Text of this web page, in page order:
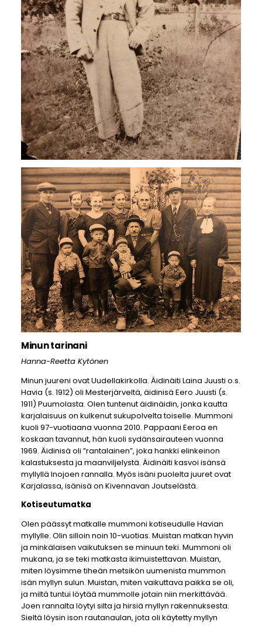
Minun tarinani
Hanna-Reetta Kytönen
Minun juureni ovat Uudellakirkolla. Äidinäiti Laina Juusti o.s.
Havia (s. 1912) oli Mesterjärveltä, äidinisä Eero Juusti (s.
1911) Puumolasta. Olen tuntenut äidinäidin, jonka kautta
karjalaisuus on kulkenut sukupolvelta toiselle. Mummoni
kuoli 97-vuotiaana vuonna 2010. Pappaani Eeroa en
koskaan tavannut, hän kuoli sydänsairauteen vuonna
1969. Äidinisä oli ”rantalainen”, joka hankki elinkeinon
kalastuksesta ja maanviljelystä. Äidinäiti kasvoi isänsä
myllyllä Inojoen rannalla. Myös isäni puolelta juuret ovat
Karjalassa, isänisä on Kivennavan Joutselästä.
Kotiseutumatka
Olen päässyt matkalle mummoni kotiseudulle Havian
myllylle. Olin silloin noin 10-vuotias. Muistan matkan hyvin
ja minkälaisen vaikutuksen se minuun teki. Mummoni oli
mukana, ja se teki matkasta ikimuistettavan. Muistan,
miten löysimme tiheän metsikön uumenista mummon
isän myllyn sulun. Muistan, miten vaikuttava paikka se oli,
ja miltä tuntui löytää mummolle jotain niin merkittävää.
Joen rannalta löytyi silta ja hirsiä myllyn rakennuksesta.
Sieltä löysin ison rautanaulan, jota oli käytetty myllyn